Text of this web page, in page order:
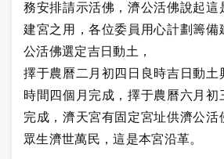
務安排請示活佛，濟公活佛說起這
建宮之用，各位委員用心計劃籌備
公活佛選定吉日動土，
擇于農曆二月初四日良時吉日動土
時間四個月完成，擇于農曆六月初
完成，濟天宮有固定宮址供濟公活
眾生濟世萬民，這是本宮沿革。